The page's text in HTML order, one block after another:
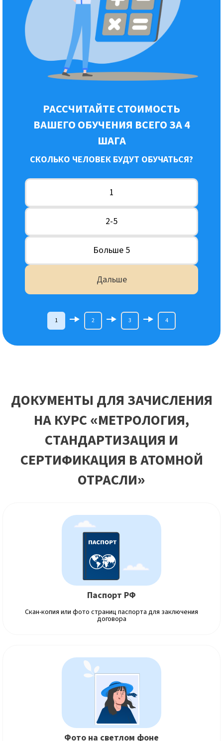
РАССЧИТАЙТЕ СТОИМОСТЬ
ВАШЕГО ОБУЧЕНИЯ ВСЕГО ЗА 4
ШАГА
СКОЛЬКО ЧЕЛОВЕК БУДУТ ОБУЧАТЬСЯ?
1
2-5
Больше 5
Дальше
1 2 3 4
ДОКУМЕНТЫ ДЛЯ ЗАЧИСЛЕНИЯ
НА КУРС «МЕТРОЛОГИЯ,
СТАНДАРТИЗАЦИЯ И
СЕРТИФИКАЦИЯ В АТОМНОЙ
ОТРАСЛИ»
Паспорт РФ
Скан-копия или фото страниц паспорта для заключения
договора
Фото на светлом фоне